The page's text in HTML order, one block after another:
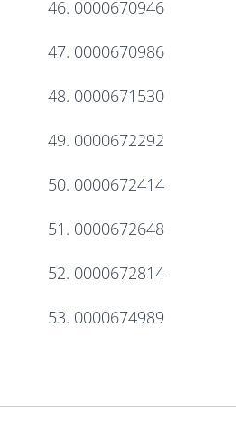
46. 0000670946
47. 0000670986
48. 0000671530
49. 0000672292
50. 0000672414
51. 0000672648
52. 0000672814
53. 0000674989